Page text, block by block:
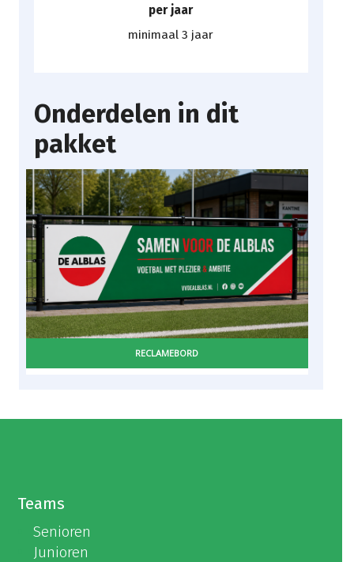
per jaar
minimaal 3 jaar
Onderdelen in dit
pakket
RECLAMEBORD
Teams
Senioren
Junioren